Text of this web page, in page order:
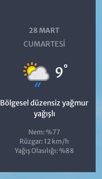
28 MART
CUMARTESI
9°
Bölgesel düzensiz yağmur
yağışlı
Nem: %77
Rüzgar: 12 km/h
Yağış Olasılığı: %88